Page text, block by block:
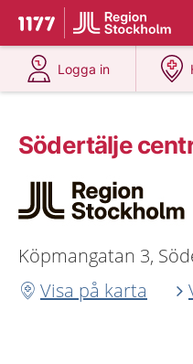
Till startsidan för 1177
Du har valt region
Logga in
på 1177.se
Södertälje
Köpmangatan 3,
Visa på karta